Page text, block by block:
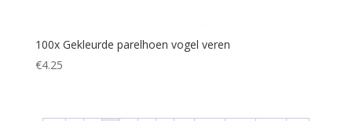
100x Gekleurde parelhoen vogel veren
€4.25